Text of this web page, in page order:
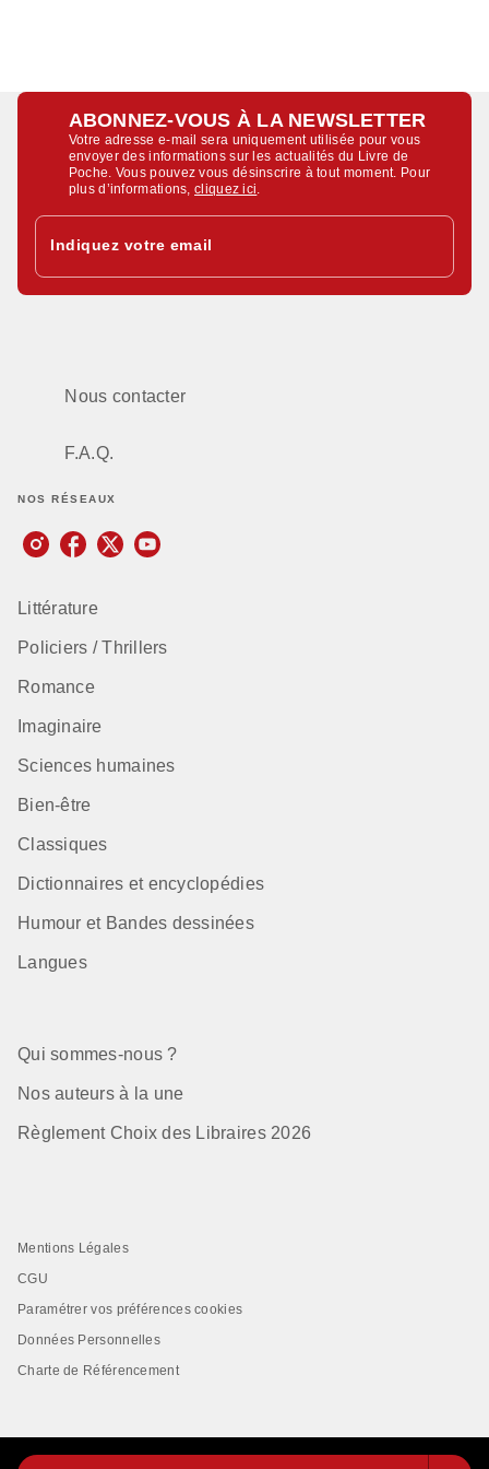
ABONNEZ-VOUS À LA NEWSLETTER
Votre adresse e-mail sera uniquement utilisée pour vous
envoyer des informations sur les actualités du Livre de
Poche. Vous pouvez vous désinscrire à tout moment. Pour
plus d’informations,cliquez ici
Indiquez votre email
Nous contacter
F.A.Q.
NOS RÉSEAUX
Littérature
Policiers / Thrillers
Romance
Imaginaire
Sciences humaines
Bien-être
Classiques
Dictionnaires et encyclopédies
Humour et Bandes dessinées
Langues
Qui sommes-nous ?
Nos auteurs à la une
Règlement Choix des Libraires 2026
Mentions Légales
CGU
Paramétrer vos préférences cookies
Données Personnelles
Charte de Référencement